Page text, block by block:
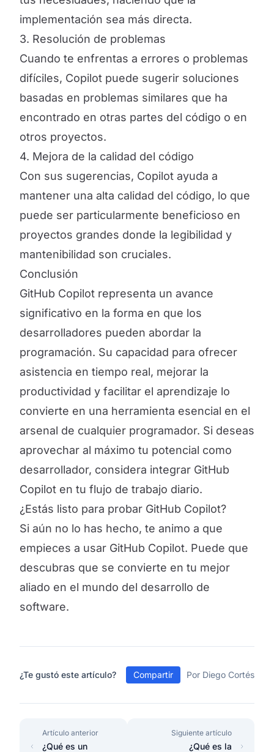
implementación sea más directa.
3. Resolución de problemas
Cuando te enfrentas a errores o problemas
difíciles, Copilot puede sugerir soluciones
basadas en problemas similares que ha
encontrado en otras partes del código o en
otros proyectos.
4. Mejora de la calidad del código
Con sus sugerencias, Copilot ayuda a
mantener una alta calidad del código, lo que
puede ser particularmente beneficioso en
proyectos grandes donde la legibilidad y
mantenibilidad son cruciales.
Conclusión
GitHub Copilot representa un avance
significativo en la forma en que los
desarrolladores pueden abordar la
programación. Su capacidad para ofrecer
asistencia en tiempo real, mejorar la
productividad y facilitar el aprendizaje lo
convierte en una herramienta esencial en el
arsenal de cualquier programador. Si deseas
aprovechar al máximo tu potencial como
desarrollador, considera integrar GitHub
Copilot en tu flujo de trabajo diario.
¿Estás listo para probar GitHub Copilot?
Si aún no lo has hecho, te animo a que
empieces a usar GitHub Copilot. Puede que
descubras que se convierte en tu mejor
aliado en el mundo del desarrollo de
software.
¿Te gustó este artículo? Compartir Por Diego Cortés
Artículo anterior
¿Qué es un
Siguiente artículo
¿Qué es la